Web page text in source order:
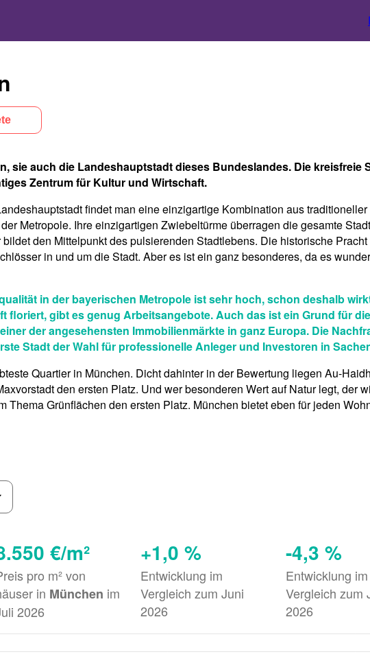
sie auch die Landeshauptstadt dieses Bundeslandes. Die kreisfreie
Zentrum für Kultur und Wirtschaft.
findet man eine einzigartige Kombination aus
Metropole. Ihre einzigartigen Zwiebeltürme überragen die gesamte
den Mittelpunkt des pulsierenden Stadtlebens. Die historische
in und um die Stadt. Aber es ist ein ganz besonderes, da es
in der bayerischen Metropole ist sehr hoch, schon deshalb
floriert, gibt es genug Arbeitsangebote. Auch das ist ein Grund für
der angesehensten Immobilienmärkte in ganz Europa. Die
Stadt der Wahl für professionelle Anleger und Investoren in
Quartier in München. Dicht dahinter in der Bewertung liegen Au-
den ersten Platz. Und wer besonderen Wert auf Natur legt, der
Grünflächen den ersten Platz. München bietet eben für jeden
€/m²
pro m² von
in München im
2026
+1,0 %
Entwicklung im
Vergleich zum Juni
2026
-4,3 %
Entwicklung im
Vergleich zum
2026